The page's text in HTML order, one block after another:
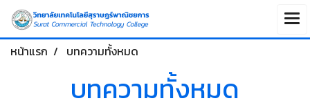
หน้าแรก บทความทั้งหมด
บทความทั้งหมด